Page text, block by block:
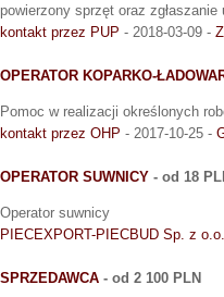
powierzony sprzęt oraz zgłaszanie
kontakt przez PUP - 2018-03-09 -
OPERATOR KOPARKO-
Pomoc w realizacji określonych
kontakt przez OHP - 2017-10-25 -
OPERATOR SUWNICY - od 18
Operator suwnicy
PIECEXPORT-PIECBUD Sp. z o.o.
SPRZEDAWCA - od 2 100 PLN